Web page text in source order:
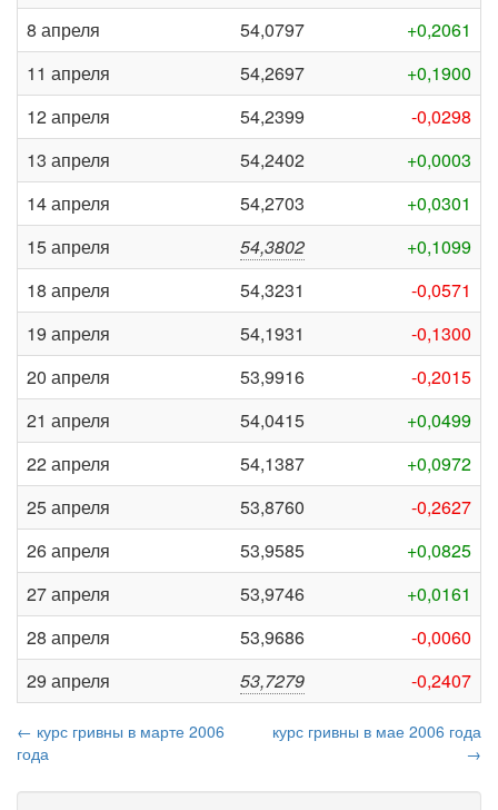
8 апреля
54,0797
+0,2061
11 апреля
54,2697
+0,1900
12 апреля
54,2399
-0,0298
13 апреля
54,2402
+0,0003
14 апреля
54,2703
+0,0301
15 апреля
54,3802
+0,1099
18 апреля
54,3231
-0,0571
19 апреля
54,1931
-0,1300
20 апреля
53,9916
-0,2015
21 апреля
54,0415
+0,0499
22 апреля
54,1387
+0,0972
25 апреля
53,8760
-0,2627
26 апреля
53,9585
+0,0825
27 апреля
53,9746
+0,0161
28 апреля
53,9686
-0,0060
29 апреля
53,7279 -0,2407
← курс гривны в марте 2006
года
курс гривны в мае 2006 года
→